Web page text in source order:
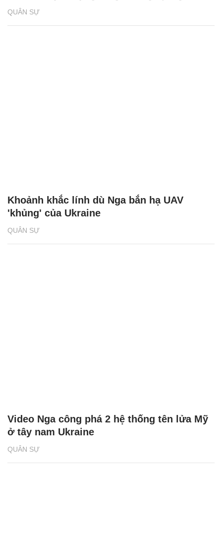
QUÂN SỰ
QUÂN SỰ
Khoảnh khắc lính dù Nga bắn hạ UAV
'khủng' của Ukraine
QUÂN SỰ
Video Nga công phá 2 hệ thống tên lửa Mỹ
ở tây nam Ukraine